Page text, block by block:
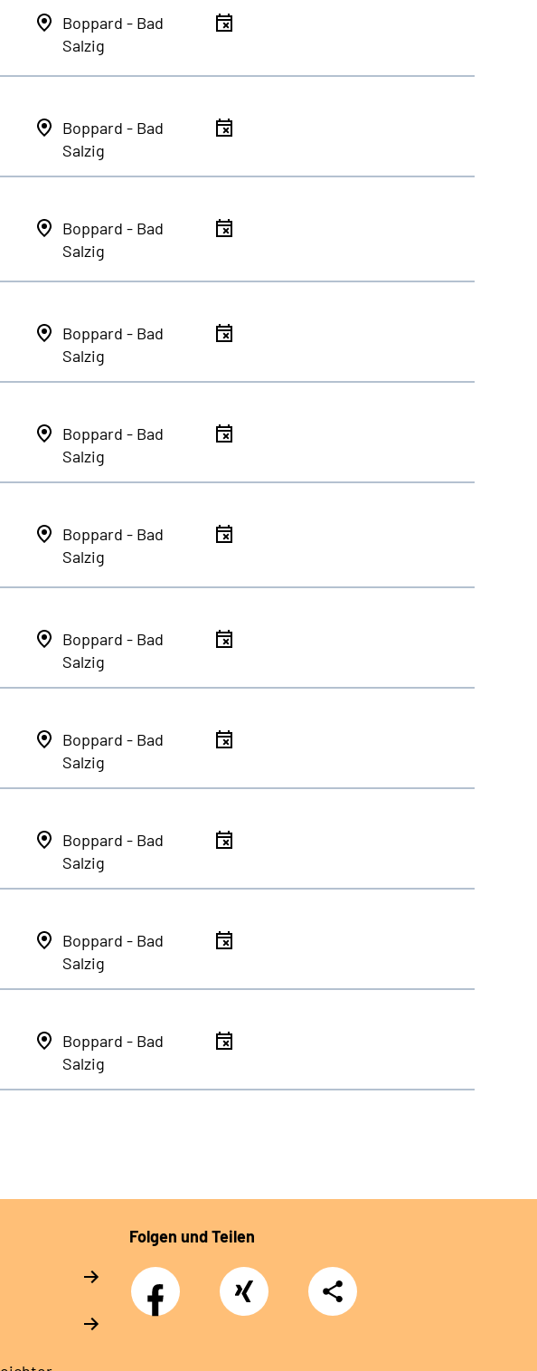
Boppard - Bad
Salzig
Boppard - Bad
Salzig
Boppard - Bad
Salzig
Boppard - Bad
Salzig
Boppard - Bad
Salzig
Boppard - Bad
Salzig
Boppard - Bad
Salzig
Boppard - Bad
Salzig
Boppard - Bad
Salzig
Boppard - Bad
Salzig
Boppard - Bad
Salzig
Folgen und Teilen
Facebook Xing
Teilen